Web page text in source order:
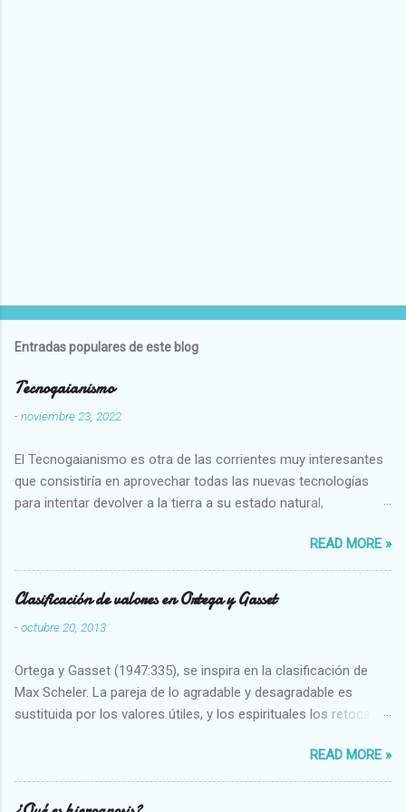
Entradas populares de este blog
Tecnogaianismo
-noviembre 23, 2022
El Tecnogaianismo es otra de las corrientes muy interesantes
que consistiría en aprovechar todas las nuevas tecnologías
para intentar devolver a la tierra a su estado natural,
READ MORE »
Clasificación de valores en Ortega y Gasset
-octubre 20, 2013
Ortega y Gasset (1947:335), se inspira en la clasificación de
Max Scheler. La pareja de lo agradable y desagradable es
sustituida por los valores útiles, y los espirituales los retoca.
Abundante-Escaso,etc 2 VITALES Sano-Enfermo Selecto-
Vulgar Enérgico-Inerte Fuerte-Débil,etc. 3 ESPIRITUALES a)
Intelectuales Conocimiento-Error Exacto-Aproximado
READ MORE »